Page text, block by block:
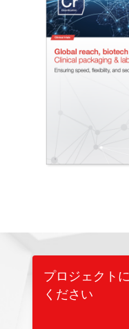
プロジェクト
ください